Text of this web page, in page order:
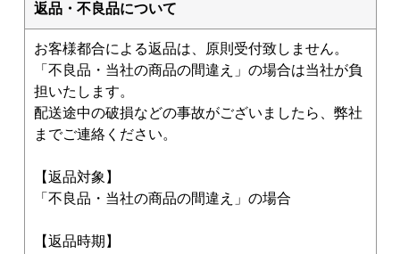
返品・不良品について
お客様都合による返品は、原則受付致しません。
「不良品・当社の商品の間違え」の場合は当社が負
担いたします。
配送途中の破損などの事故がございましたら、弊社
までご連絡ください。
【返品対象】
「不良品・当社の商品の間違え」の場合
【返品時期】